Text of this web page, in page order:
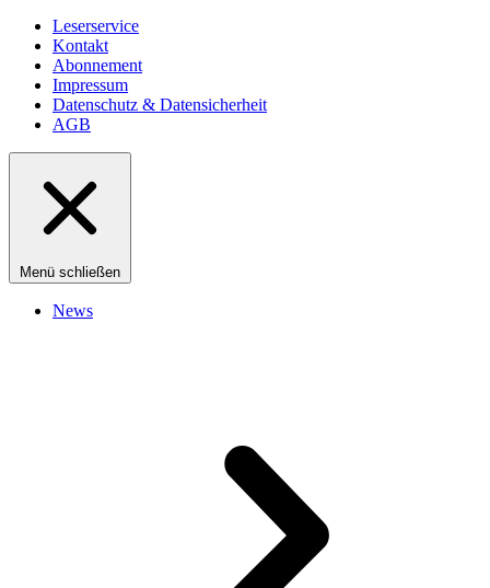
Leserservice
Kontakt
Abonnement
Impressum
Datenschutz & Datensicherheit
AGB
Menü schließen
News